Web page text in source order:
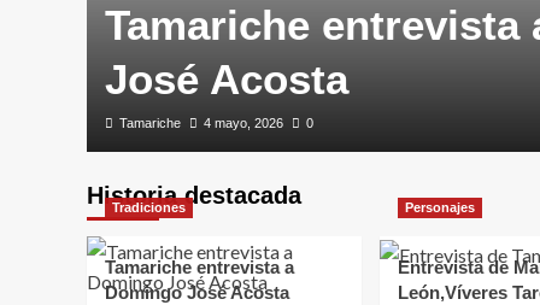
Tamariche entrevista
José Acosta
Tamariche 4 mayo, 2026 0
Historia destacada
Tradiciones
Tamariche entrevista a
Domingo José Acosta
Personajes
Entrevista de
León,Víveres